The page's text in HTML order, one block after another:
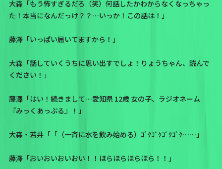
大森「もう怖すぎるだろ（笑）何話したかわからなくなっちゃっ
た！本当になんだっけ？？…いっか！この話は！」
藤澤「いっぱい届いてますから！」
大森「話していくうちに思い出すでしょ！りょうちゃん、読んで
ください！」
藤澤「はい！続きまして…愛知県 12歳 女の子、 ラジオネーム
『みっくあっぷる』
！」
大森・若井「「（一斉に水を飲み始める）ｺﾞｸｺﾞｸｺﾞｸｺﾞｸ……」
藤澤「おいおいおいおい！！ほらほらほらほら！！」